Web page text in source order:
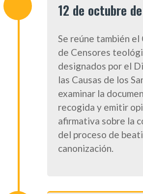
12 de octubre
Se reúne también el
de Censores
designados por el
las Causas de los
examinar la
recogida y emitir
afirmativa sobre la
del proceso de
canonización.